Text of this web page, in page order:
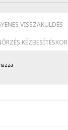
VISSZAKÜLDÉS
KÉZBESÍTÉSKOR